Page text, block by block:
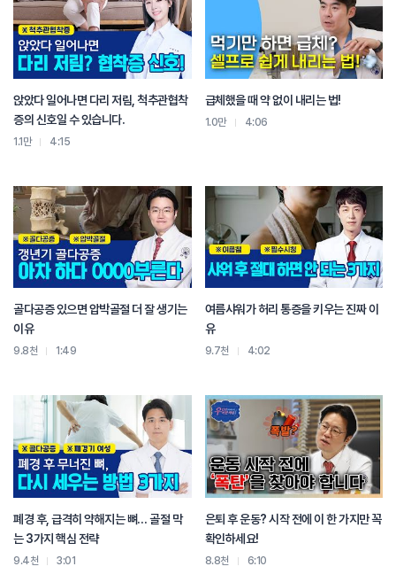
바로 중단하셔야 합니다.
그렇기 때문에 활동 전에는 준비 운동,
외출 전에는 보온,
취침 전에는 스트레칭,
평소엔 잘 버티던 허리도 기온이 떨어지면 작은 자극에도 다칠 수 있습니다.
겨울은 갑자기 찾아오지만 허리 통증은 미리 준비하면 막을 수 있습니다.
겨울이 오기 전 허리를 따뜻하게 하고 부드럽게 움직이고 조금만 관리해 주세요.
앉았다 일어나면 다리 저림, 척추관협착
증의 신호일 수 있습니다.
1.1만 4:15
급체했을 때 약 없이 내리는 법!
1.0만 4:06
골다공증 있으면 압박골절 더 잘 생기는
이유
9.8천 1:49
여름샤워가 허리 통증을 키우는 진짜 이
유
9.7천 4:02
폐경 후, 급격히 약해지는 뼈… 골절 막
는 3가지 핵심 전략
9.4천 3:01
은퇴 후 운동? 시작 전에 이 한 가지만 꼭
확인하세요!
8.8천 6:10